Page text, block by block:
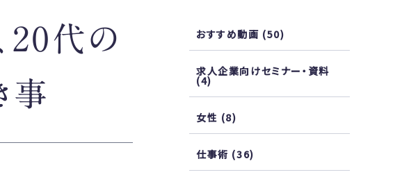
20代の
事
おすすめ動画 (50)
求人企業向けセミナー・資料
(4)
女性 (8)
仕事術 (36)